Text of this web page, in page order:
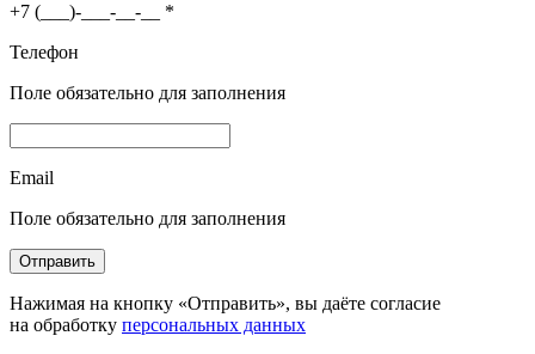
+7 (___)-___-__-__ *
Телефон
Поле обязательно для заполнения
Email
Поле обязательно для заполнения
Отправить
Нажимая на кнопку «Отправить», вы даёте согласие
на обработку персональных данных